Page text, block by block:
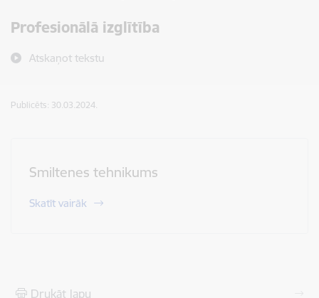
Profesionālā izglītība
Atskaņot tekstu
Publicēts: 30.03.2024.
Smiltenes tehnikums
Skatīt vairāk
Drukāt lapu